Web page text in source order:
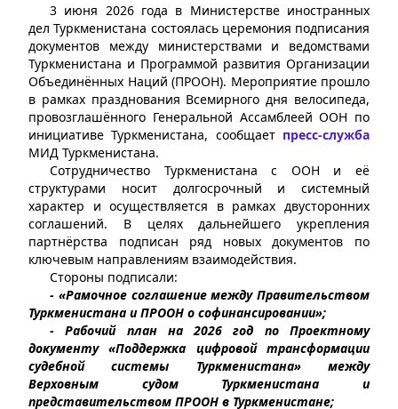
3 июня 2026 года в Министерстве иностранных
дел Туркменистана состоялась церемония подписания
документов между министерствами и ведомствами
Туркменистана и Программой развития Организации
Объединённых Наций (ПРООН). Мероприятие прошло
в рамках празднования Всемирного дня велосипеда,
провозглашённого Генеральной Ассамблеей ООН по
инициативе Туркменистана, сообщает пресс-служба
МИД Туркменистана.
Сотрудничество Туркменистана с ООН и её
структурами носит долгосрочный и системный
характер и осуществляется в рамках двусторонних
соглашений. В целях дальнейшего укрепления
партнёрства подписан ряд новых документов по
ключевым направлениям взаимодействия.
Стороны подписали:
- «Рамочное соглашение между Правительством
Туркменистана и ПРООН о софинансировании»;
- Рабочий план на 2026 год по Проектному
документу «Поддержка цифровой трансформации
судебной системы Туркменистана» между
Верховным судом Туркменистана и
представительством ПРООН в Туркменистане;